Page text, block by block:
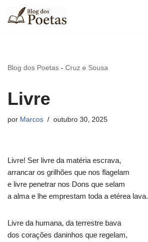
Pular
Blog dos Poetas - Cruz e Sousa
Livre
por Marcos outubro 30, 2025
Livre! Ser livre da matéria escrava,
arrancar os grilhões que nos flagelam
e livre penetrar nos Dons que selam
a alma e lhe emprestam toda a etérea lava.
Livre da humana, da terrestre bava
dos corações daninhos que regelam,